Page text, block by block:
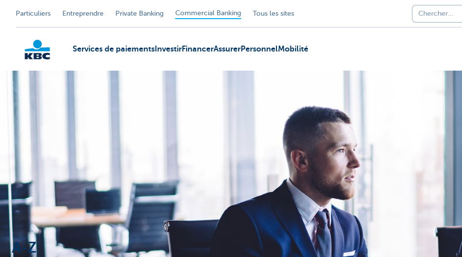
Particuliers Entreprendre Private Banking Commercial Banking Tous les sites
Corporate
Services de paiements InvestirFinancerAssurerPersonnelMobilité
A-Z